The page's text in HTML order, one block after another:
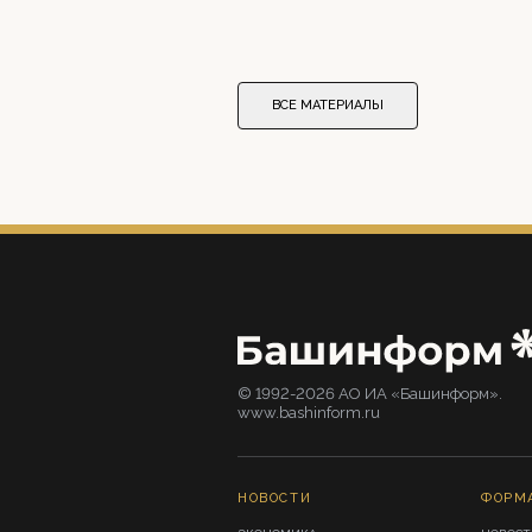
ВСЕ МАТЕРИАЛЫ
© 1992-2026 АО ИА «Башинформ».
www.bashinform.ru
НОВОСТИ